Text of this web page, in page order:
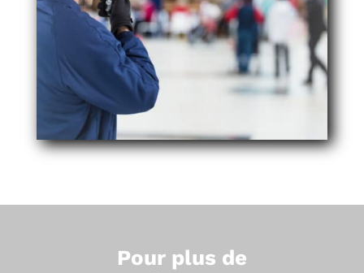
Pour plus de